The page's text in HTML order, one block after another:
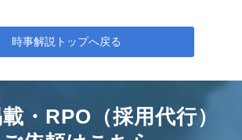
時事解説トップへ戻る
・RPO（採用代行）